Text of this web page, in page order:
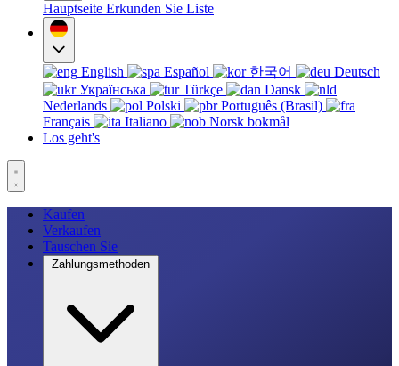
Hauptseite Erkunden Sie Liste
English Español 한국어
Deutsch
Українська
Türkçe
Dansk
Nederlands
Polski
Português (Brasil)
Français
Italiano
Norsk bokmål
Los geht's
Kaufen
Verkaufen
Tauschen Sie
Zahlungsmethoden